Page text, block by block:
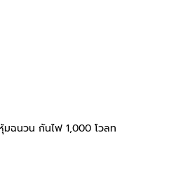
ฉนวน กันไฟ 1,000 โวลท